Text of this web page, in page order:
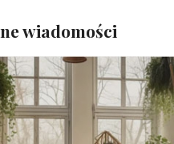
wiadomości